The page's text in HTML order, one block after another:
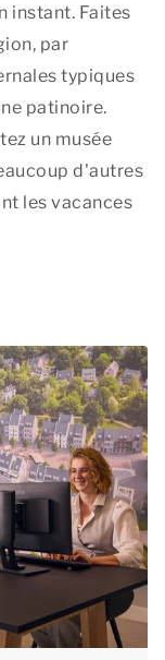
instant. Faites
par
typiques
patinoire.
un musée
d'autres
les vacances